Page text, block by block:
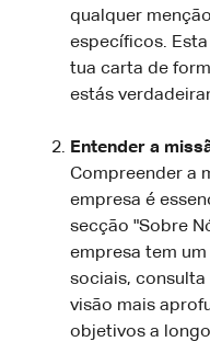
qualquer
específicos.
tua carta de
estás
Entender a
Compreender a
empresa é
secção "Sobre
empresa tem
sociais,
visão mais
objetivos a